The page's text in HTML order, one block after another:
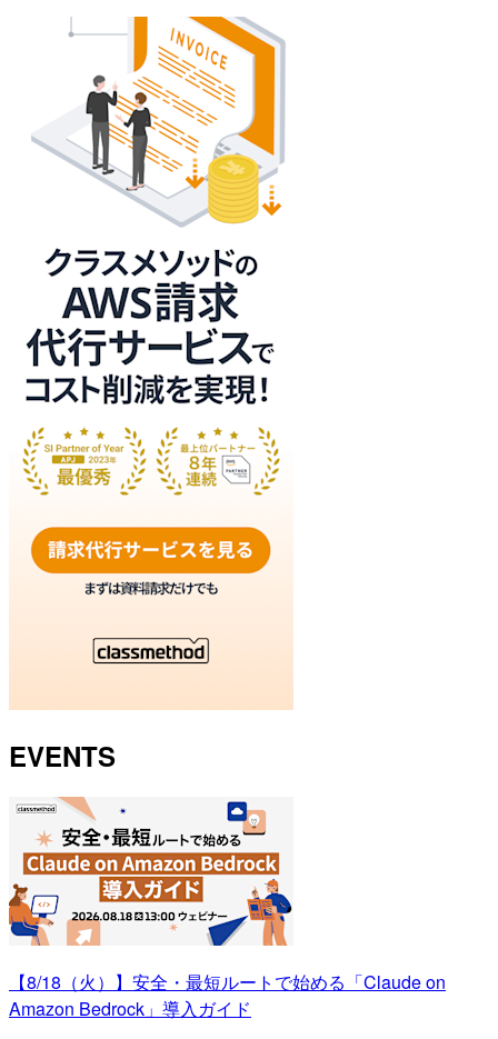
EVENTS
【8/18（火）】安全・最短ルートで始める「Claude on
Amazon Bedrock」導入ガイド